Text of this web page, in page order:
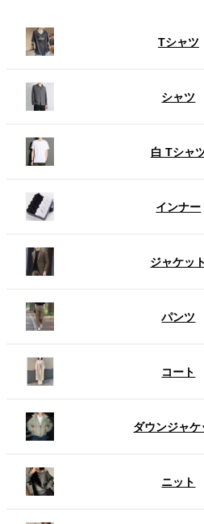
Tシャツ
シャツ
白 Tシャ
インナー
ジャケット
パンツ
コート
ダウンジャケ
ニット